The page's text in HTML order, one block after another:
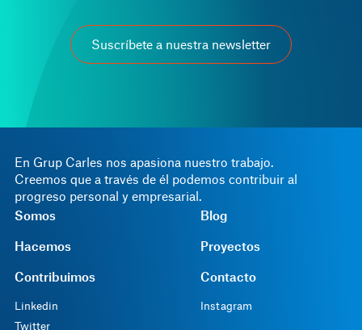
En Grup Carles nos apasiona nuestro trabajo.
Creemos que a través de él podemos contribuir al
progreso personal y empresarial.
Somos
Hacemos
Contribuimos
Blog
Proyectos
Contacto
Linkedin
Twitter
Instagram
Suscríbete a nuestra newsletter